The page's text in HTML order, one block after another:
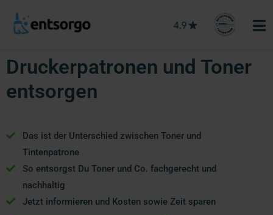
Druckerpatronen und Toner
entsorgen
Das ist der Unterschied zwischen Toner und
Tintenpatrone
So entsorgst Du Toner und Co. fachgerecht und
nachhaltig
Jetzt informieren und Kosten sowie Zeit sparen